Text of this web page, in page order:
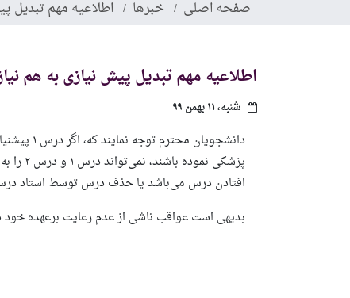
صفحه اصلی خبرها اطلاعیه مهم تبدیل
اطلاعیه مهم تبدیل پیش نیازی به هم
شنبه، ۱۱ بهمن ۹۹
پزشکی
افتادن درس می‌باشد یا حذف درس توسط استاد
بدیهی است عواقب ناشی از عدم رعایت برعهده